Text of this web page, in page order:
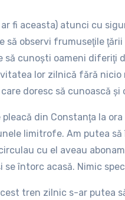
fi aceasta) atunci cu
să observi frumuseţile
cunoşti oameni diferiţi
lor zilnică fără nicio
doresc să cunoască şi
uita uşor.
din Constanţa la
limitrofe. Am putea
cu el aveau
întorc acasă. Nimic
tren zilnic s-ar putea